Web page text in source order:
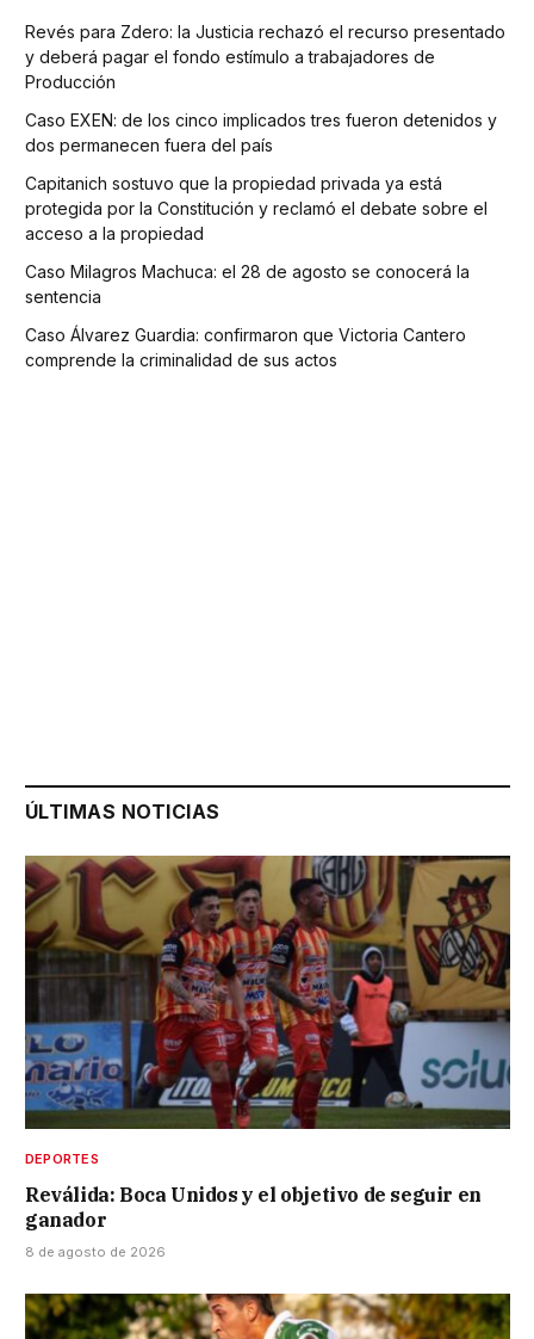
Revés para Zdero: la Justicia rechazó el recurso presentado
y deberá pagar el fondo estímulo a trabajadores de
Producción
Caso EXEN: de los cinco implicados tres fueron detenidos y
dos permanecen fuera del país
Capitanich sostuvo que la propiedad privada ya está
protegida por la Constitución y reclamó el debate sobre el
acceso a la propiedad
Caso Milagros Machuca: el 28 de agosto se conocerá la
sentencia
Caso Álvarez Guardia: confirmaron que Victoria Cantero
comprende la criminalidad de sus actos
ÚLTIMAS NOTICIAS
DEPORTES
Reválida: Boca Unidos y el objetivo de seguir en
ganador
8 de agosto de 2026